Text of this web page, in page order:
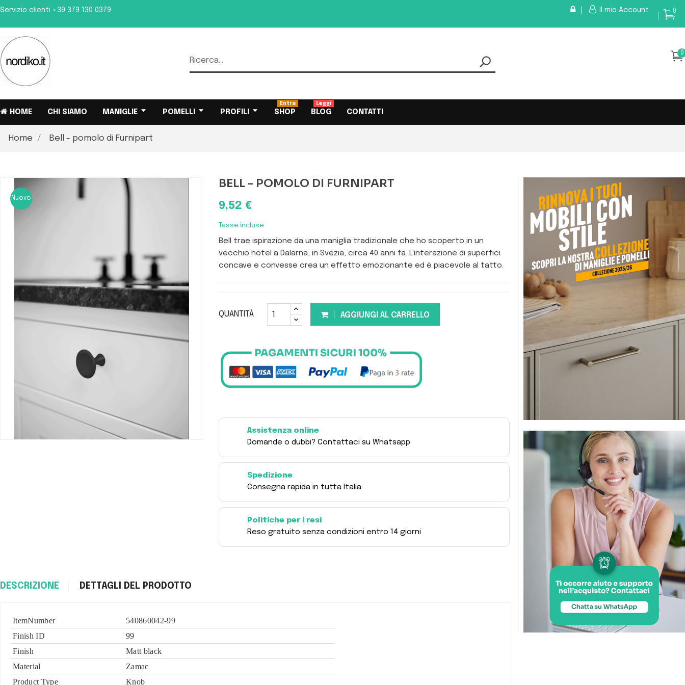
Servizio clienti +39 379 130 0379 Il mio Account 0
0
HOME CHI SIAMO MANIGLIE POMELLI PROFILI SHOP
Entra
BLOG
Leggi
CONTATTI
Home Bell - pomolo di Furnipart
Nuovo
BELL - POMOLO DI FURNIPART
9,52 €
Tasse incluse
Bell trae ispirazione da una maniglia tradizionale che ho scoperto in un
vecchio hotel a Dalarna, in Svezia, circa 40 anni fa. L'interazione di superfici
concave e convesse crea un effetto emozionante ed è piacevole al tatto.
QUANTITÀ AGGIUNGI AL CARRELLO
Assistenza online
Domande o dubbi? Contattaci su Whatsapp
Spedizione
Consegna rapida in tutta Italia
Politiche per i resi
Reso gratuito senza condizioni entro 14 giorni
DESCRIZIONE DETTAGLI DEL PRODOTTO
ItemNumber
540860042-99
Finish ID
99
Finish
Matt black
Material
Zamac
Product Type
Knob